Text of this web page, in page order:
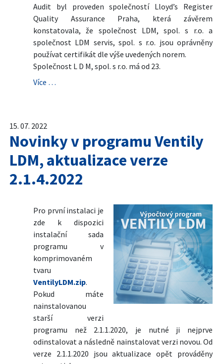
Audit byl proveden společností Lloyd’s Register
Quality Assurance Praha, která závěrem
konstatovala, že společnost LDM, spol. s r.o. a
společnost LDM servis, spol. s r.o. jsou oprávněny
používat certifikát dle výše uvedených norem.
Společnost L D M, spol. s r.o. má od 23.
Více …
15. 07. 2022
Novinky v programu Ventily
LDM, aktualizace verze
2.1.4.2022
Pro první instalaci je
zde k dispozici
instalační sada
programu v
komprimovaném
tvaru
VentilyLDM.zip.
Pokud máte
nainstalovanou
starší verzi
programu než 2.1.1.2020, je nutné ji nejprve
odinstalovat a následně nainstalovat verzi novou. Od
verze 2.1.1.2020 jsou aktualizace opět prováděny